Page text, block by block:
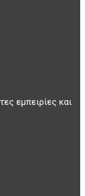
εμπειρίες και